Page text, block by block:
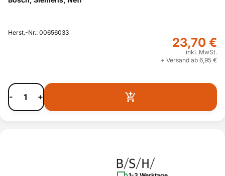
Herst.-Nr.: 00656033
23,70 €
inkl. MwSt.
+ Versand ab 6,95 €
- +